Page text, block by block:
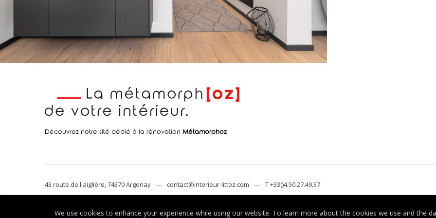
Découvrez notre sité dédié à la rénovation Métamorphoz
43 route de l'aiglière, 74370 Argonay — contact@interieur-littoz.com — T +33()4.50.27.49.37
© 2019 Interieur-littoz.Mentions légales — Politique de confidentialité
We use cookies to enhance your experience while using our website. To learn more about the cookies we use and the